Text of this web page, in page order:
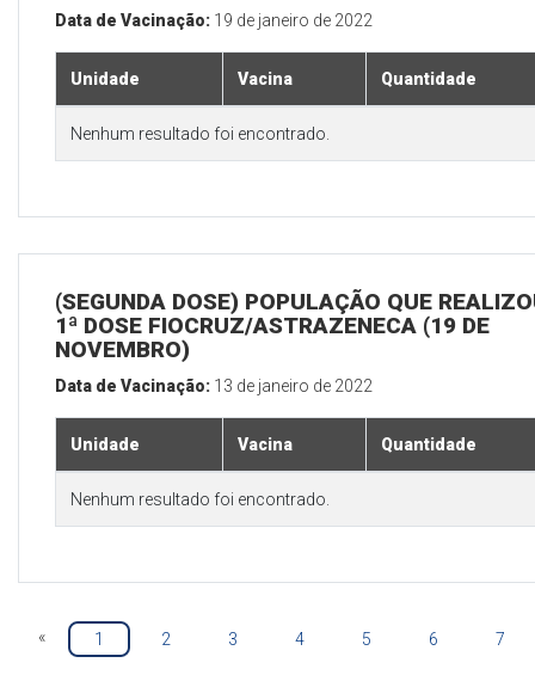
Data de Vacinação: 19 de janeiro de 2022
Unidade Vacina Quantidade
Nenhum resultado foi encontrado.
(SEGUNDA DOSE) POPULAÇÃO QUE
1ª DOSE FIOCRUZ/ASTRAZENECA (19 DE
NOVEMBRO)
Data de Vacinação: 13 de janeiro de 2022
Unidade Vacina Quantidade
Nenhum resultado foi encontrado.
« 1 2 3 4 5 6 7